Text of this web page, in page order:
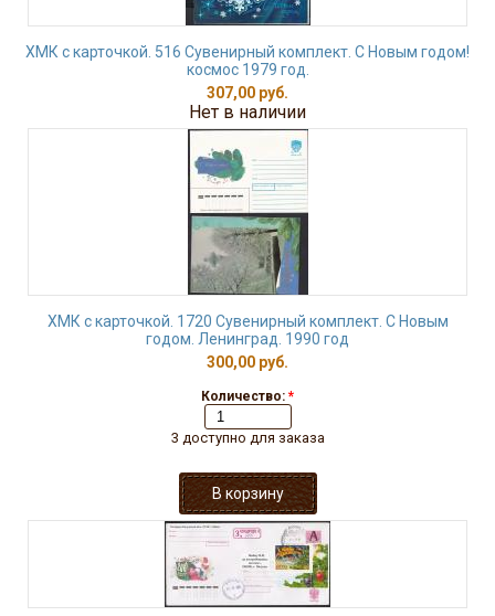
ХМК с карточкой. 516 Сувенирный комплект. С Новым годом!
космос 1979 год.
307,00 руб.
Нет в наличии
ХМК с карточкой. 1720 Сувенирный комплект. С Новым
годом. Ленинград. 1990 год
300,00 руб.
Количество: *
3 доступно для заказа